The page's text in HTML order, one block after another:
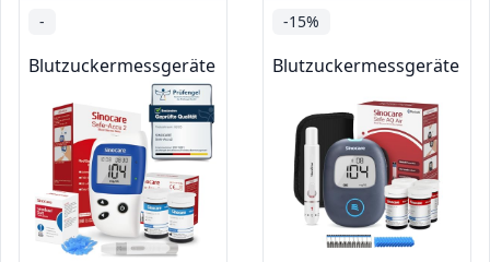
-
Blutzuckermessgeräte
-15%
Blutzuckermessgeräte